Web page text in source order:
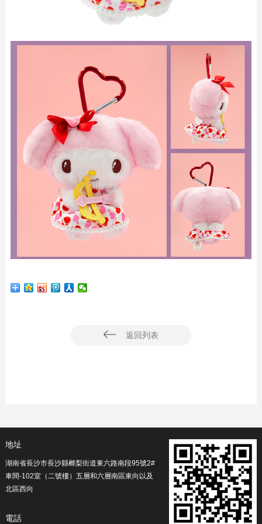
返回列表
地址
湖南省長沙市長沙縣榔梨街道東六路南段95號2#
車間-102室（二號樓）五層和六層南區東向以及
北區西向
電話